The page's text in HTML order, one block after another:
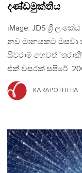
දණ්ඩමුක්තිය
iMage: JDS ශ්‍රී
නව මානයකට ඔසවා
සිවරාම් හෙවත්
එක් වසරක් සපිරේ.
KARAPOTHTHA